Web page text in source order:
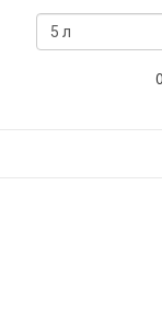
5 л